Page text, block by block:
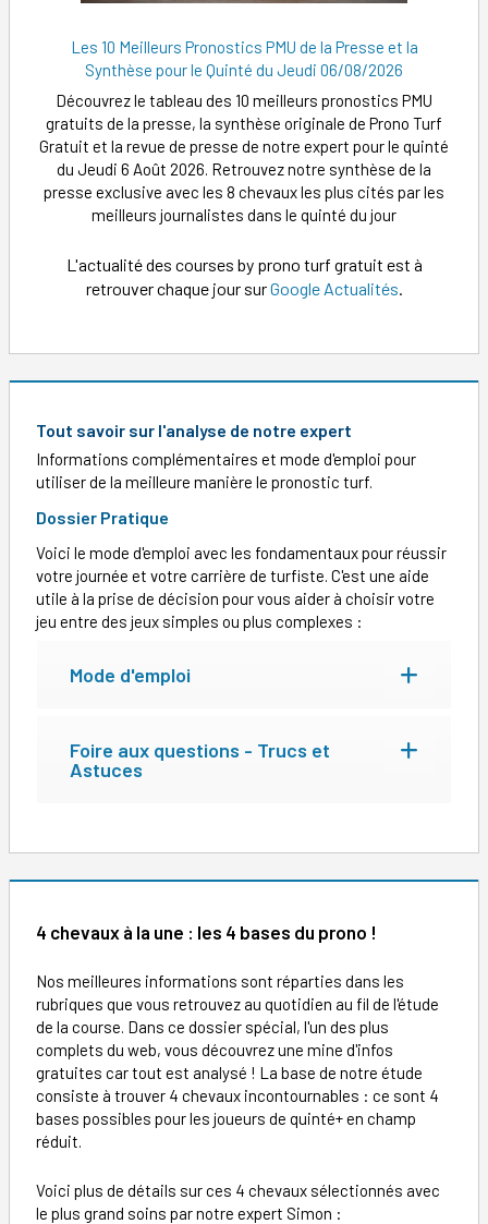
Les 10 Meilleurs Pronostics PMU de la Presse et la
Synthèse pour le Quinté du Jeudi 06/08/2026
Découvrez le tableau des 10 meilleurs pronostics PMU
gratuits de la presse, la synthèse originale de Prono Turf
Gratuit et la revue de presse de notre expert pour le quinté
du Jeudi 6 Août 2026. Retrouvez notre synthèse de la
presse exclusive avec les 8 chevaux les plus cités par les
meilleurs journalistes dans le quinté du jour
L'actualité des courses by prono turf gratuit est à
retrouver chaque jour surGoogle Actualités.
Tout savoir sur l'analyse de notre expert
Informations complémentaires et mode d'emploi pour
utiliser de la meilleure manière le pronostic turf.
Dossier Pratique
Voici le mode d'emploi avec les fondamentaux pour réussir
votre journée et votre carrière de turfiste. C'est une aide
utile à la prise de décision pour vous aider à choisir votre
jeu entre des jeux simples ou plus complexes :
Mode d'emploi
Foire aux questions - Trucs et
Astuces
4 chevaux à la une : les 4 bases du prono !
Nos meilleures informations sont réparties dans les
rubriques que vous retrouvez au quotidien au fil de l'étude
de la course. Dans ce dossier spécial, l'un des plus
complets du web, vous découvrez une mine d'infos
gratuites car tout est analysé ! La base de notre étude
consiste à trouver 4 chevaux incontournables : ce sont 4
bases possibles pour les joueurs de quinté+ en champ
réduit.
Voici plus de détails sur ces 4 chevaux sélectionnés avec
le plus grand soins par notre expert Simon :